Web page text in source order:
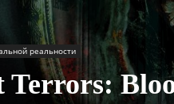
реальности
Terrors: